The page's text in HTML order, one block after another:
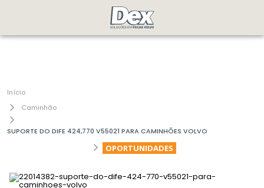
Caminhão
SUPORTE DO DIFE 424,770 V55021 PARA CAMINHÕES VOLVO
OPORTUNIDADES